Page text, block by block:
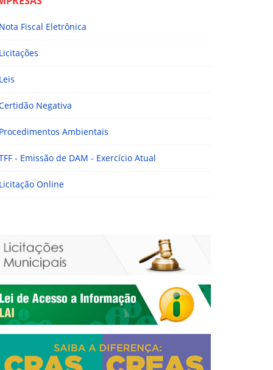
Fiscal Eletrônica
Negativa
Ambientais
- Emissão de DAM - Exercício Atual
Online